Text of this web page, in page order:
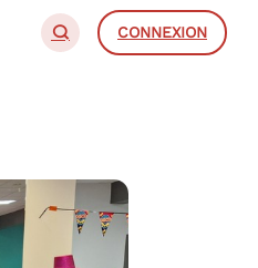
CONNEXION